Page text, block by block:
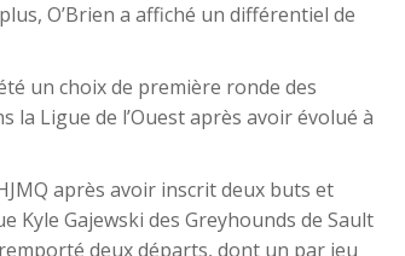
O’Brien a affiché un différentiel de
un choix de première ronde des
la Ligue de l’Ouest après avoir évolué à
après avoir inscrit deux buts et
Kyle Gajewski des Greyhounds de Sault
deux départs, dont un par jeu